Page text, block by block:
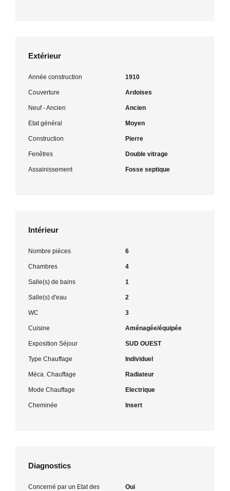
Extérieur
Année construction 1910
Couverture Ardoises
Neuf - Ancien Ancien
Etat général Moyen
Construction Pierre
Fenêtres Double vitrage
Assainissement Fosse septique
Intérieur
Nombre pièces 6
Chambres 4
Salle(s) de bains 1
Salle(s) d'eau 2
WC 3
Cuisine Aménagée/équipée
Exposition Séjour SUD OUEST
Type Chauffage Individuel
Méca. Chauffage Radiateur
Mode Chauffage Electrique
Cheminée Insert
Diagnostics
Concerné par un Etat des
Oui